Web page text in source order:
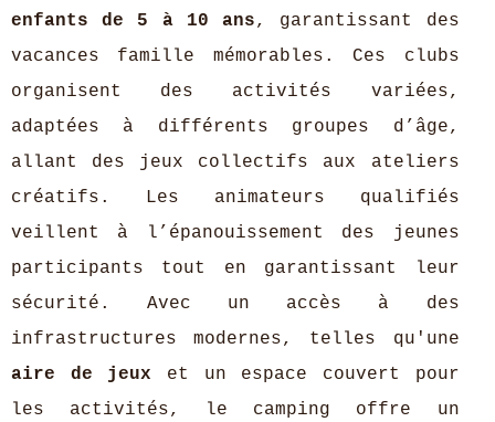
enfants de 5 à 10 ans, garantissant des
vacances famille mémorables. Ces clubs
organisent des activités variées,
adaptées à différents groupes d’âge,
allant des jeux collectifs aux ateliers
créatifs. Les animateurs qualifiés
veillent à l’épanouissement des jeunes
participants tout en garantissant leur
sécurité. Avec un accès à des
infrastructures modernes, telles qu'une
aire de jeux et un espace couvert pour
les activités, le camping offre un